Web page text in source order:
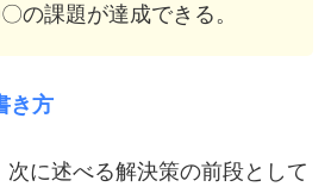
の課題が達成できる。
き方
に述べる解決策の前段として